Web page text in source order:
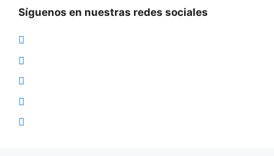
Síguenos en nuestras redes sociales